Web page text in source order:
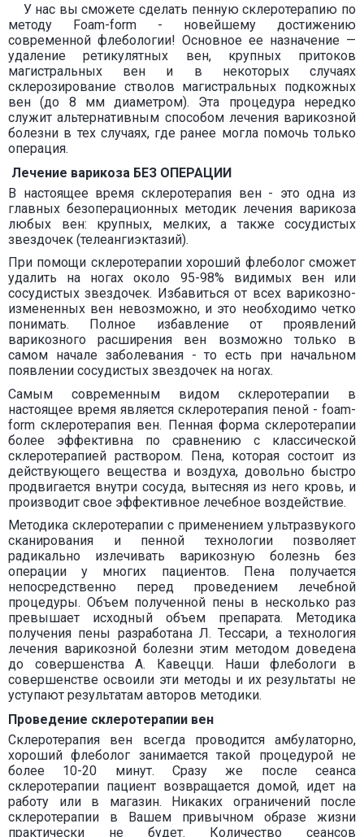
У нас вы сможете сделать пенную склеротерапию по
методу Foam-form - новейшему достижению
современной флебологии! Основное ее назначение —
удаление ретикулятных вен, крупных притоков
магистральных вен и в некоторых случаях
склерозирование стволов магистральных подкожных
вен (до 8 мм диаметром). Эта процедура нередко
служит альтернативным способом лечения варикозной
болезни в тех случаях, где ранее могла помочь только
операция.
Лечение варикоза БЕЗ ОПЕРАЦИИ
В настоящее время склеротерапия вен - это одна из
главных безоперационных методик лечения варикоза
любых вен: крупных, мелких, а также сосудистых
звездочек (телеангиэктазий).
При помощи склеротерапии хороший флеболог сможет
удалить на ногах около 95-98% видимых вен или
сосудистых звездочек. Избавиться от всех варикозно-
измененных вен невозможно, и это необходимо четко
понимать. Полное избавление от проявлений
варикозного расширения вен возможно только в
самом начале заболевания - то есть при начальном
появлении сосудистых звездочек на ногах.
Самым современным видом склеротерапии в
настоящее время является склеротерапия пеной - foam-
form склеротерапия вен. Пенная форма склеротерапии
более эффективна по сравнению с классической
склеротерапией раствором. Пена, которая состоит из
действующего вещества и воздуха, довольно быстро
продвигается внутри сосуда, вытесняя из него кровь, и
производит свое эффективное лечебное воздействие.
Методика склеротерапии с применением ультразвукого
сканирования и пенной технологии позволяет
радикально излечивать варикозную болезнь без
операции у многих пациентов. Пена получается
непосредственно перед проведением лечебной
процедуры. Объем полученной пены в несколько раз
превышает исходный объем препарата. Методика
получения пены разработана Л. Тессари, а технология
лечения варикозной болезни этим методом доведена
до совершенства А. Кавецци. Наши флебологи в
совершенстве освоили эти методы и их результаты не
уступают результатам авторов методики.
Проведение склеротерапии вен
Склеротерапия вен всегда проводится амбулаторно,
хороший флеболог занимается такой процедурой не
более 10-20 минут. Сразу же после сеанса
склеротерапии пациент возвращается домой, идет на
работу или в магазин. Никаких ограничений после
склеротерапии в Вашем привычном образе жизни
практически не будет. Количество сеансов